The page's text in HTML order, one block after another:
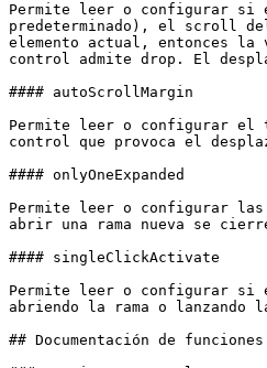
Permite leer o configurar si
predeterminado), el scroll
elemento actual, entonces la
control admite drop. El
#### autoScrollMargin
Permite leer o configurar el
control que provoca el
#### onlyOneExpanded
Permite leer o configurar las
abrir una rama nueva se
#### singleClickActivate
Permite leer o configurar si
abriendo la rama o
## Documentación de funciones